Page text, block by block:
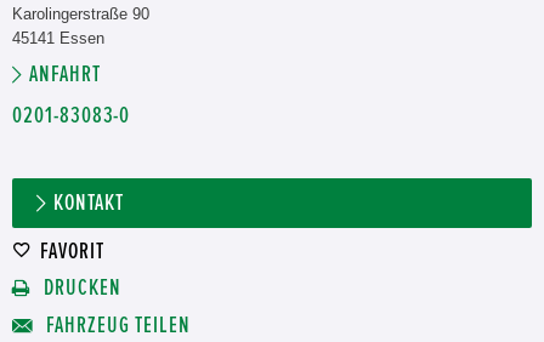
Karolingerstraße 90
45141 Essen
ANFAHRT
0201-83083-0
KONTAKT
FAVORIT
DRUCKEN
FAHRZEUG TEILEN